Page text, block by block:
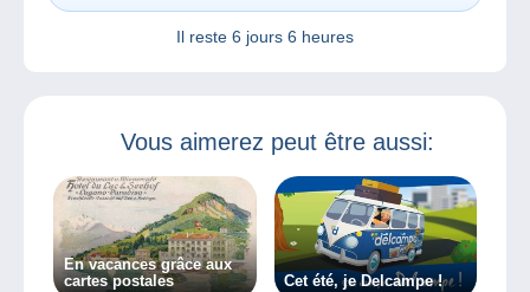
Il reste 6 jours 6 heures
Vous aimerez peut être aussi:
En vacances grâce aux
cartes postales
Cet été, je Delcampe !